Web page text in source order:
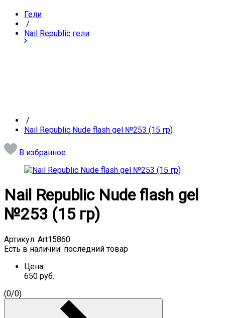
Гели
/
Nail Republic гели
/
Nail Republic Nude flash gel №253 (15 гр)
В избранное
Nail Republic Nude flash gel
№253 (15 гр)
Артикул: Art15860
Есть в наличии: последний товар
Цена:
650 руб.
(0/0)